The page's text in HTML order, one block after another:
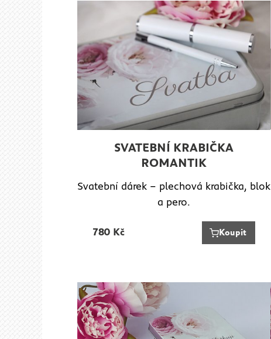
SVATEBNÍ KRABIČKA
ROMANTIK
Svatební dárek – plechová krabička, blok
a pero.
780 Kč Koupit